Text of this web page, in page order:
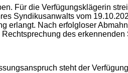
Für die Verfügungsklägerin
Syndikusanwalts vom
erlangt. Nach erfolgloser
des
steht der